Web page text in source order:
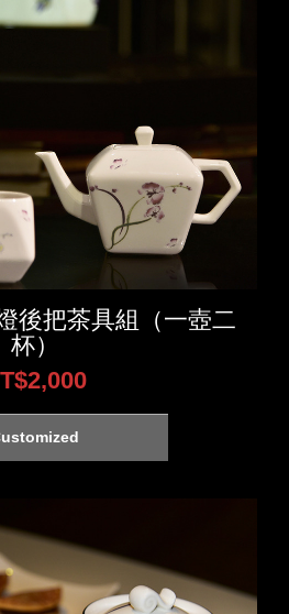
後把茶具組（一壺二
杯）